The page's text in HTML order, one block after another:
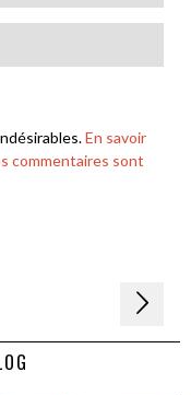
En savoir
commentaires sont